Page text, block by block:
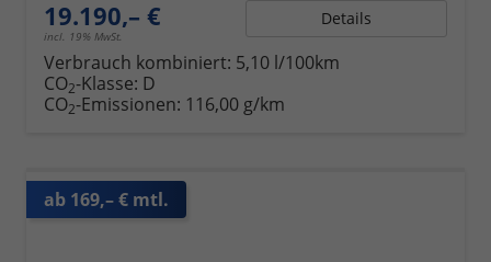
19.190,– €
incl. 19% MwSt.
Details
Verbrauch kombiniert: 5,10 l/100km
CO2-Klasse: D
CO2-Emissionen: 116,00 g/km
ab 169,– € mtl.